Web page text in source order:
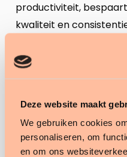
Deze website maakt
We gebruiken cookies
personaliseren, om
en om ons
productiviteit,
kwaliteit en
continue verbetering,
verantwoording en
Voor wie?
Dit webinar is